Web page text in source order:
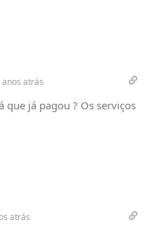
anos atrás
que já pagou ? Os serviços
atrás